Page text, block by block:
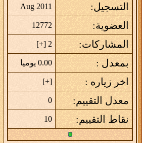
التسجيل: Aug 2011
العضوية: 12772
المشاركات: 2 [
+
]
بمعدل : 0.00 يوميا
اخر زياره : [
+
]
معدل التقييم: 0
نقاط التقييم: 10